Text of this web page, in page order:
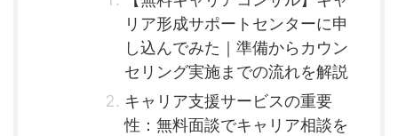
リア形成サポートセンターに申
し込んでみた｜準備からカウン
セリング実施までの流れを解説
キャリア支援サービスの重要
性：無料面談でキャリア相談を